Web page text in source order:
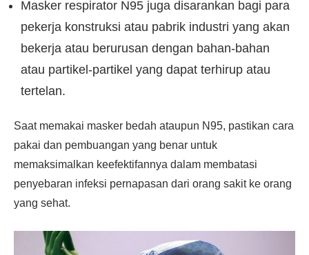
Masker respirator N95 juga disarankan bagi para
pekerja konstruksi atau pabrik industri yang akan
bekerja atau berurusan dengan bahan-bahan
atau partikel-partikel yang dapat terhirup atau
tertelan.
Saat memakai masker bedah ataupun N95, pastikan cara
pakai dan pembuangan yang benar untuk
memaksimalkan keefektifannya dalam membatasi
penyebaran infeksi pernapasan dari orang sakit ke orang
yang sehat.